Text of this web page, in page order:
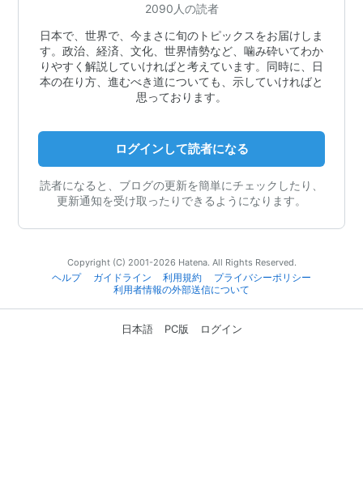
2090人の読者
日本で、世界で、今まさに旬のトピックスをお届けしま
す。政治、経済、文化、世界情勢など、噛み砕いてわか
りやすく解説していければと考えています。同時に、日
本の在り方、進むべき道についても、示していければと
思っております。
ログインして読者になる
読者になると、ブログの更新を簡単にチェックしたり、
更新通知を受け取ったりできるようになります。
Copyright (C) 2001-2026 Hatena. All Rights Reserved.
ヘルプ
ガイドライン 利用規約
プライバシーポリシー
利用者情報の外部送信について
日本語 PC版 ログイン